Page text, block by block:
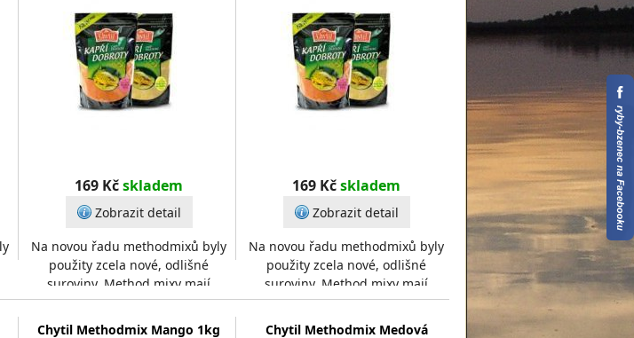
169 Kčskladem
Zobrazit detail
Na novou řadu methodmixů byly
použity zcela nové, odlišné
suroviny. Method mixy mají
hrubou strukturu, dobře pojí, ale
zároveň se ve vodě ta
169 Kčskladem
Zobrazit detail
Na novou řadu methodmixů byly
použity zcela nové, odlišné
suroviny. Method mixy mají
hrubou strukturu, dobře pojí, ale
zároveň se ve vodě ta
Chytil Methodmix Mango 1kg
Chytil Methodmix Medová